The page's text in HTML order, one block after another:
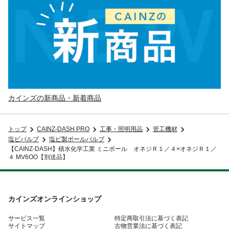
カインズの新商品・新着商品
トップ CAINZ-DASH PRO 工事・照明用品
管工機材
塩ビバルブ
塩ビ製ボールバルブ
【CAINZ-DASH】積水化学工業 ミニボール オネジＲ１／４×オネジＲ１／
４ MV6OO【別送品】
カインズオンラインショップ
サービス一覧
サイトマップ
特定商取引法に基づく表記
古物営業法に基づく表記